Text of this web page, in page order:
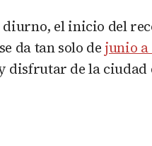
el inicio del
da tan solo dejunio a
disfrutar de la ciudad